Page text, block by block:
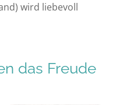
wird liebevoll
das Freude